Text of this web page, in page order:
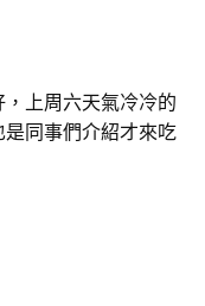
上周六天氣冷冷的
是同事們介紹才來吃